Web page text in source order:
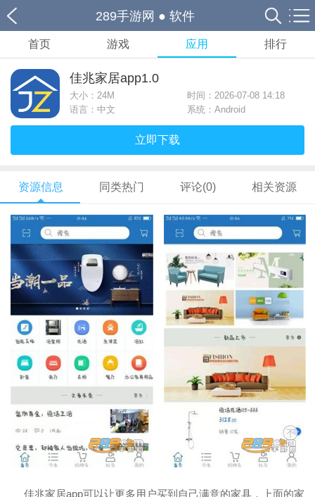
289手游网 ● 软件
首页 游戏 应用 排行
佳兆家居app1.0
大小： 24M
时间：2026-07-08 14:18
语言：中文
系统：Android
立即下载
资源信息 同类热门 评论(0) 相关资源
佳兆家居app可以让更多用户买到自己满意的家具，上面的家